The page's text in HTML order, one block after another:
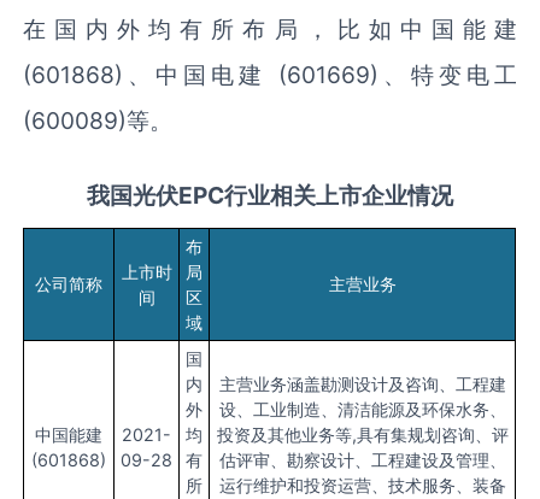
在国内外均有所布局，比如中国能建
(601868)、中国电建 (601669)、特变电工
(600089)等。
我国光伏EPC行业相关上市企业情况
公司简称
上市时
间
布
局
区
域
主营业务
中国能建
(601868)
2021-
09-28
国
内
外
均
有
所
主营业务涵盖勘测设计及咨询、工程建
设、工业制造、清洁能源及环保水务、
投资及其他业务等,具有集规划咨询、评
估评审、勘察设计、工程建设及管理、
运行维护和投资运营、技术服务、装备